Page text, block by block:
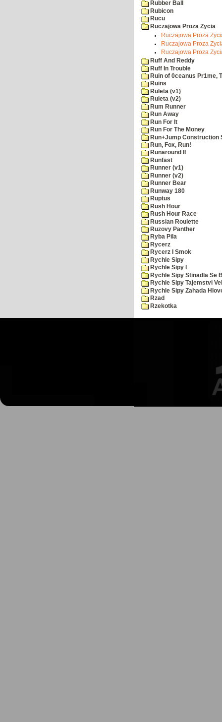
Rubber Ball
Rubicon
Rucu
Ruczajowa Proza Zycia
Ruczajowa Proza
Ruczajowa Proza
Ruczajowa Proza
Ruff And Reddy
Ruff In Trouble
Ruin of 0ceanus Pr1me,
Ruins
Ruleta (v1)
Ruleta (v2)
Rum Runner
Run Away
Run For It
Run For The Money
Run+Jump Construction
Run, Fox, Run!
Runaround II
Runfast
Runner (v1)
Runner (v2)
Runner Bear
Runway 180
Ruptus
Rush Hour
Rush Hour Race
Russian Roulette
Ruzovy Panther
Ryba Pila
Rycerz
Rycerz I Smok
Rychle Sipy
Rychle Sipy I
Rychle Sipy Stinadla Se
Rychle Sipy Tajemstvi
Rychle Sipy Zahada
Rzad
Rzekotka